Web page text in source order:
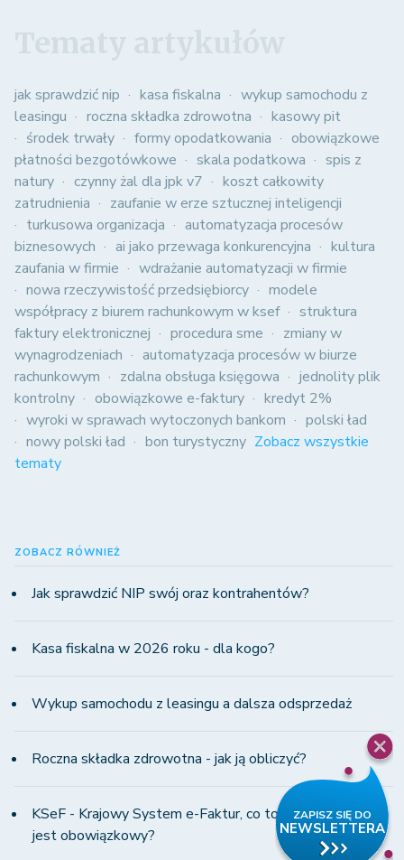
jak sprawdzić nip kasa fiskalna
wykup samochodu z
leasingu
roczna składka zdrowotna
kasowy pit
środek trwały
formy opodatkowania
obowiązkowe
płatności bezgotówkowe
skala podatkowa
spis z
natury
czynny żal dla jpk v7
koszt całkowity
zatrudnienia
zaufanie w erze sztucznej inteligencji
turkusowa organizacja
automatyzacja procesów
biznesowych
ai jako przewaga konkurencyjna
kultura
zaufania w firmie
wdrażanie automatyzacji w firmie
nowa rzeczywistość przedsiębiorcy
modele
współpracy z biurem rachunkowym w ksef
struktura
faktury elektronicznej
procedura sme
zmiany w
wynagrodzeniach
automatyzacja procesów w biurze
rachunkowym
zdalna obsługa księgowa
jednolity plik
kontrolny
obowiązkowe e-faktury
kredyt 2%
wyroki w sprawach wytoczonych bankom
polski ład
nowy polski ład
bon turystyczny Zobacz wszystkie
tematy
ZOBACZ RÓWNIEŻ
Jak sprawdzić NIP swój oraz kontrahentów?
Kasa fiskalna w 2026 roku - dla kogo?
Wykup samochodu z leasingu a dalsza odsprzedaż
Roczna składka zdrowotna - jak ją obliczyć?
KSeF - Krajowy System e-Faktur, co to jest i od kiedy
jest obowiązkowy?